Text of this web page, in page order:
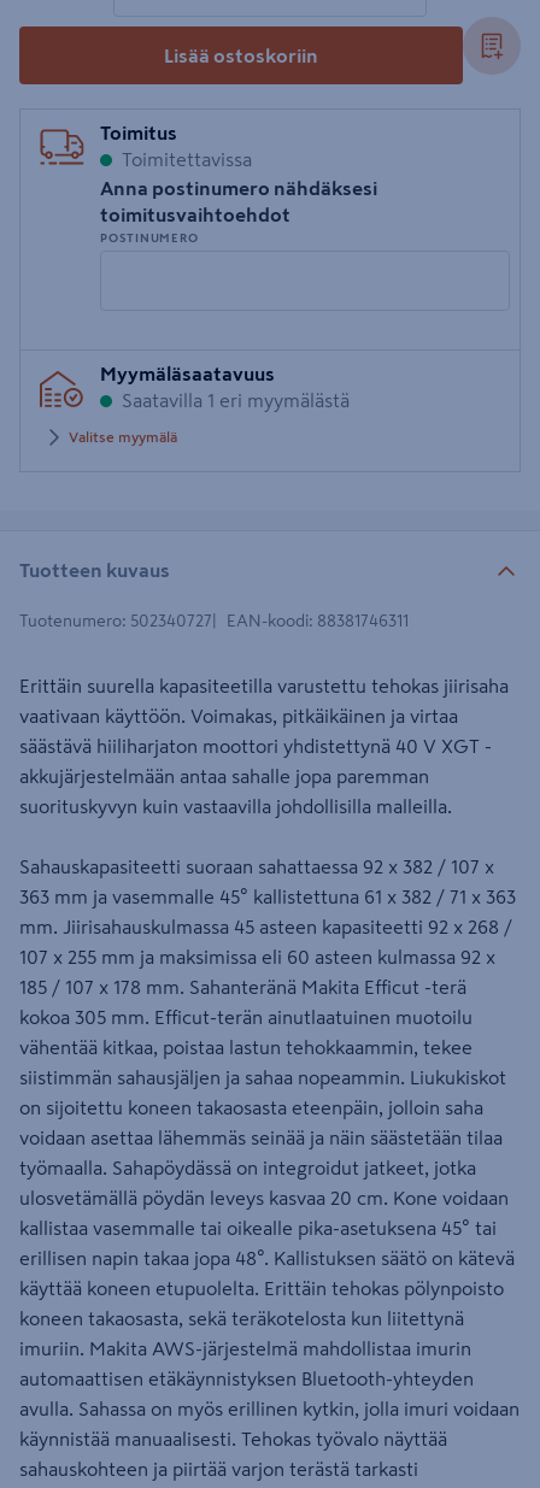
Lisää ostoskoriin
Toimitus
Toimitettavissa
Anna postinumero nähdäksesi
toimitusvaihtoehdot
POSTINUMERO
postinumero
Myymäläsaatavuus
Saatavilla 1 eri myymälästä
Valitse myymälä
Tuotteen kuvaus
Tuotenumero: 502340727 EAN-koodi: 88381746311
Erittäin suurella kapasiteetilla varustettu tehokas jiirisaha
vaativaan käyttöön. Voimakas, pitkäikäinen ja virtaa
säästävä hiiliharjaton moottori yhdistettynä 40 V XGT -
akkujärjestelmään antaa sahalle jopa paremman
suorituskyvyn kuin vastaavilla johdollisilla malleilla.
Sahauskapasiteetti suoraan sahattaessa 92 x 382 / 107 x
363 mm ja vasemmalle 45° kallistettuna 61 x 382 / 71 x 363
mm. Jiirisahauskulmassa 45 asteen kapasiteetti 92 x 268 /
107 x 255 mm ja maksimissa eli 60 asteen kulmassa 92 x
185 / 107 x 178 mm. Sahanteränä Makita Efficut -terä
kokoa 305 mm. Efficut-terän ainutlaatuinen muotoilu
vähentää kitkaa, poistaa lastun tehokkaammin, tekee
siistimmän sahausjäljen ja sahaa nopeammin. Liukukiskot
on sijoitettu koneen takaosasta eteenpäin, jolloin saha
voidaan asettaa lähemmäs seinää ja näin säästetään tilaa
työmaalla. Sahapöydässä on integroidut jatkeet, jotka
ulosvetämällä pöydän leveys kasvaa 20 cm. Kone voidaan
kallistaa vasemmalle tai oikealle pika-asetuksena 45° tai
erillisen napin takaa jopa 48°. Kallistuksen säätö on kätevä
käyttää koneen etupuolelta. Erittäin tehokas pölynpoisto
koneen takaosasta, sekä teräkotelosta kun liitettynä
imuriin. Makita AWS-järjestelmä mahdollistaa imurin
automaattisen etäkäynnistyksen Bluetooth-yhteyden
avulla. Sahassa on myös erillinen kytkin, jolla imuri voidaan
käynnistää manuaalisesti. Tehokas työvalo näyttää
sahauskohteen ja piirtää varjon terästä tarkasti